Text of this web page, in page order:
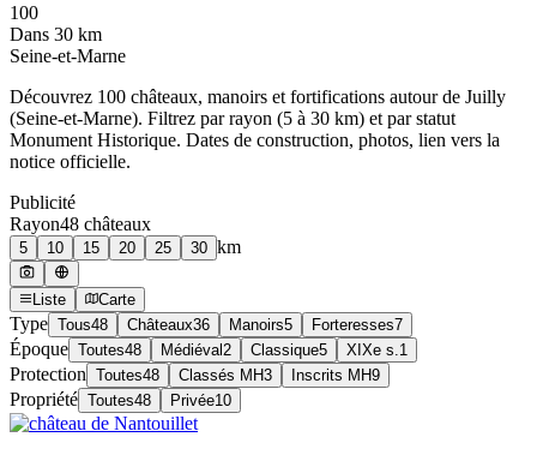
100
Dans 30 km
Seine-et-Marne
Découvrez 100 châteaux, manoirs et fortifications autour de Juilly
(Seine-et-Marne). Filtrez par rayon (5 à 30 km) et par statut
Monument Historique. Dates de construction, photos, lien vers la
notice officielle.
Publicité
Rayon48 châteaux
5 10 15 20 25 30 km
Liste Carte
Type Tous48 Châteaux36 Manoirs5 Forteresses7
Époque Toutes48 Médiéval 2 Classique5 XIXe s. 1
Protection Toutes48 Classés MH3 Inscrits MH9
Propriété Toutes48 Privée10